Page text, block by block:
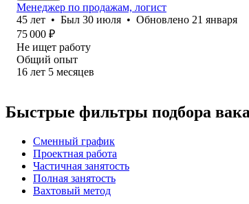
Менеджер по продажам, логист
45 лет • Был 30 июля • Обновлено 21 января
75 000 ₽
Не ищет работу
Общий опыт
16 лет 5 месяцев
Быстрые фильтры подбора
Сменный график
Проектная работа
Частичная занятость
Полная занятость
Вахтовый метод